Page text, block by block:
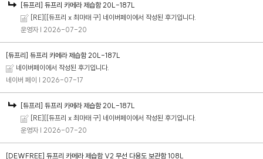
[듀프리] 듀프리 카메라 제습함 20L-187L
[RE][[듀프리 x 최마태 구] 네이버페이에서 작성된 후기입니다.
운영자 | 2026-07-20
[듀프리] 듀프리 카메라 제습함 20L-187L
네이버페이에서 작성된 후기입니다.
네이버 페이 | 2026-07-17
[듀프리] 듀프리 카메라 제습함 20L-187L
[RE][[듀프리 x 최마태 구] 네이버페이에서 작성된 후기입니다.
운영자 | 2026-07-20
[DEWFREE] 듀프리 카메라 제습함 V2 무선 다용도 보관함 108L